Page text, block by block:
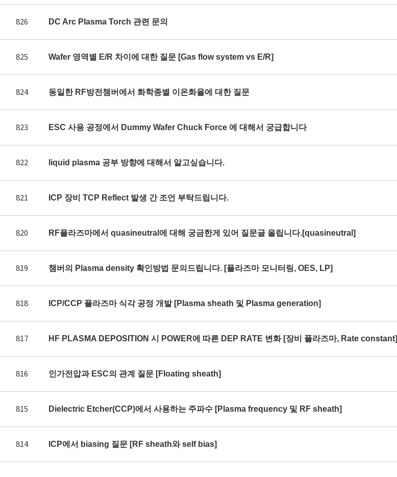
826 DC Arc Plasma Torch 관련 문의
825 Wafer 영역별 E/R 차이에 대한 질문 [Gas flow system vs E/R]
824 동일한 RF방전챔버에서 화학종별 이온화율에 대한 질문
823 ESC 사용 공정에서 Dummy Wafer Chuck Force 에 대해서 궁급합니다
822 liquid plasma 공부 방향에 대해서 알고싶습니다.
821 ICP 장비 TCP Reflect 발생 간 조언 부탁드립니다.
820 RF플라즈마에서 quasineutral에 대해 궁금한게 있어 질문글 올립니다.[quasineutral]
819 챔버의 Plasma density 확인방법 문의드립니다. [플라즈마 모니터링, OES, LP]
818 ICP/CCP 플라즈마 식각 공정 개발 [Plasma sheath 및 Plasma generation]
817 HF PLASMA DEPOSITION 시 POWER에 따른 DEP RATE 변화 [장비 플라즈마, Rate constant]
816 인가전압과 ESC의 관계 질문 [Floating sheath]
815 Dielectric Etcher(CCP)에서 사용하는 주파수 [Plasma frequency 및 RF sheath]
814 ICP에서 biasing 질문 [RF sheath와 self bias]